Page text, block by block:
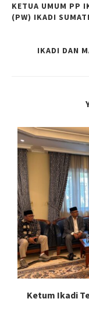
KETUA UMUM PP
(PW) IKADI
IKADI DAN
Ketum Ikadi